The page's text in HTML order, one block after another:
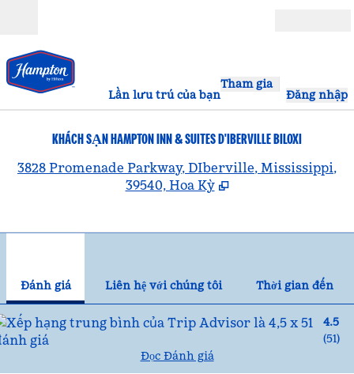
Lần lưu trú của bạn
Tham gia
Đăng nhập
KHÁCH SẠN HAMPTON INN & SUITES D'IBERVILLE BILOXI
3828 Promenade Parkway, DIberville, Mississippi,
39540, Hoa Kỳ
Đánh giá Liên hệ với chúng tôi
Thời gian đến
4.5
(51)
Đọc Đánh giá